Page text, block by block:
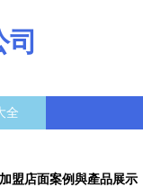
全
盟店面案例與產品展示